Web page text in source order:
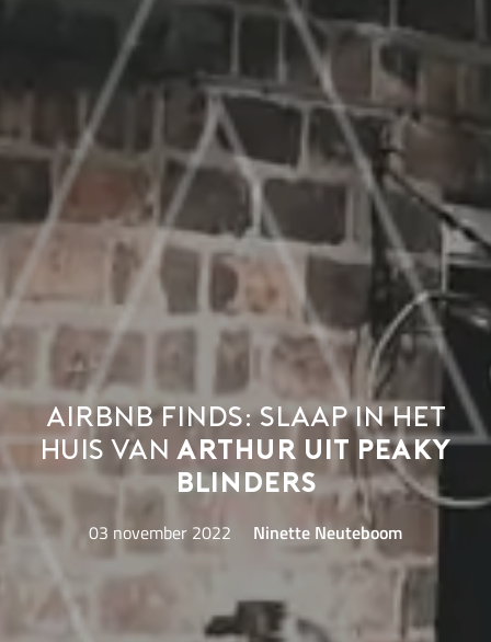
Airbnb Finds: slaap in het
huis van Arthur uit Peaky
Blinders
03 november 2022 Ninette Neuteboom